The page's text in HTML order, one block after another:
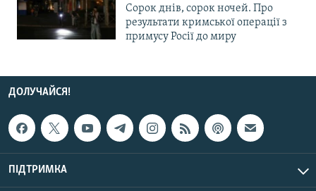
Сорок днів, сорок ночей. Про
результати кримської операції з
примусу Росії до миру
ДОЛУЧАЙСЯ!
ПІДТРИМКА